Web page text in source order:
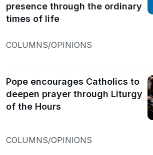
presence through the ordinary
times of life
COLUMNS/OPINIONS
Pope encourages Catholics to
deepen prayer through Liturgy
of the Hours
COLUMNS/OPINIONS